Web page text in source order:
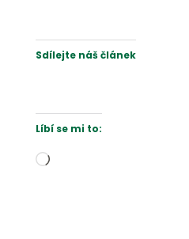
Sdílejte náš článek
Líbí se mi to:
Načítání…